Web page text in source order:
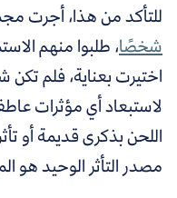
للتأكد من هذا، أجرت
شخصًا، طلبوا منهم
اختيرت بعناية، فلم تكن
لاستبعاد أي مؤثرات
اللحن بذكرى قديمة أو
مصدر التأثر الوحيد هو